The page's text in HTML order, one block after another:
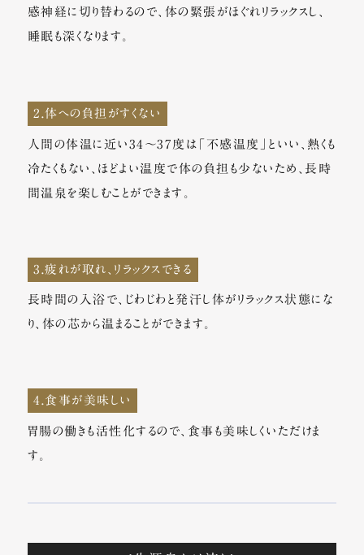
感神経に切り替わるので、体の緊張がほぐれリラックスし、
睡眠も深くなります。
2.体への負担がすくない
人間の体温に近い34～37度は「不感温度」といい、熱くも
冷たくもない、ほどよい温度で体の負担も少ないため、長時
間温泉を楽しむことができます。
3.疲れが取れ、リラックスできる
長時間の入浴で、じわじわと発汗し体がリラックス状態にな
り、体の芯から温まることができます。
4.食事が美味しい
胃腸の働きも活性化するので、食事も美味しくいただけま
す。